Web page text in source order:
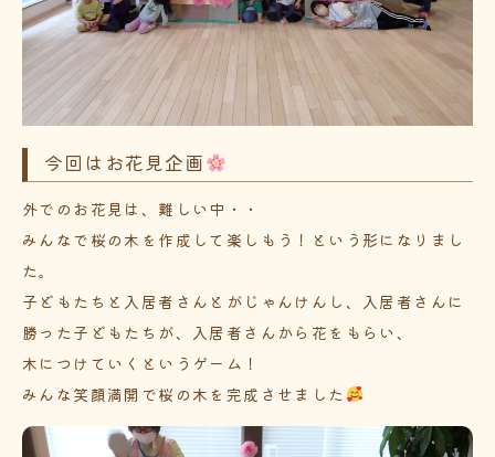
今回はお花見企画
外でのお花見は、難しい中・・
みんなで桜の木を作成して楽しもう！という形になりまし
た。
子どもたちと入居者さんとがじゃんけんし、入居者さんに
勝った子どもたちが、入居者さんから花をもらい、
木につけていくというゲーム！
みんな笑顔満開で桜の木を完成させました